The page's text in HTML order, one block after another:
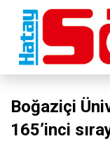
Boğaziçi
165’inci